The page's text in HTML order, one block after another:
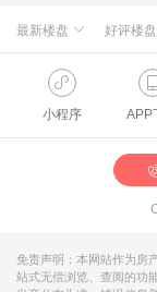
半山院子即将
空间、景观、
最新楼盘 好评楼盘
绿城·朗月和风
缦合北京
北京城建·和知筑|铂瑞
北京楼盘
昌平楼盘
房山楼盘
桃源新都孔雀城
中海北京世家
中冶兴隆新城·红石郡
小程序 APP
免责声明：本网站作为房
站式无偿浏览、查阅的功